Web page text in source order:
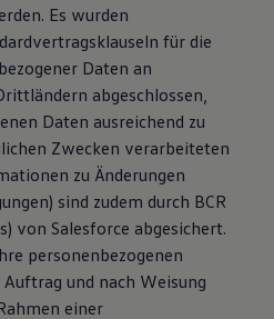
Es wurden
für die
Daten an
abgeschlossen,
Daten ausreichend zu
Zwecken verarbeiteten
zu Änderungen
sind zudem durch BCR
von Salesforce abgesichert.
personenbezogenen
und nach Weisung
einer